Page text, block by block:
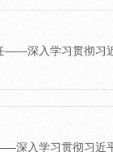
——深入学习贯彻习
深入学习贯彻习近